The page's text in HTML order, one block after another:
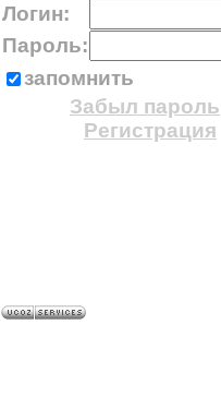
Логин:
Пароль:
запомнить
Забыл пароль
Регистрация